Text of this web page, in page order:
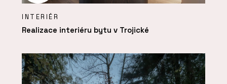
INTERIÉR
Realizace interiéru bytu v Trojické